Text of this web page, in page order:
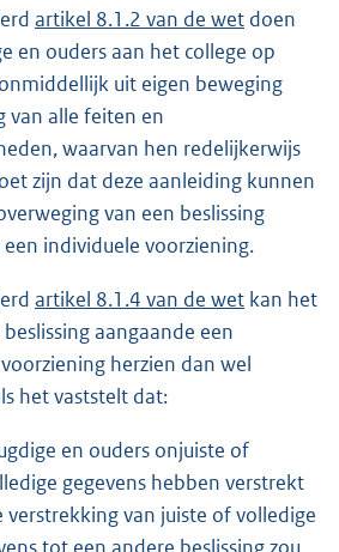
artikel 8.1.2 van de wet doen
en ouders aan het college op
uit eigen beweging
van alle feiten en
waarvan hen redelijkerwijs
zijn dat deze aanleiding kunnen
van een beslissing
individuele voorziening.
artikel 8.1.4 van de wet kan het
aangaande een
herzien dan wel
het vaststelt dat:
en ouders onjuiste of
gegevens hebben verstrekt
verstrekking van juiste of volledige